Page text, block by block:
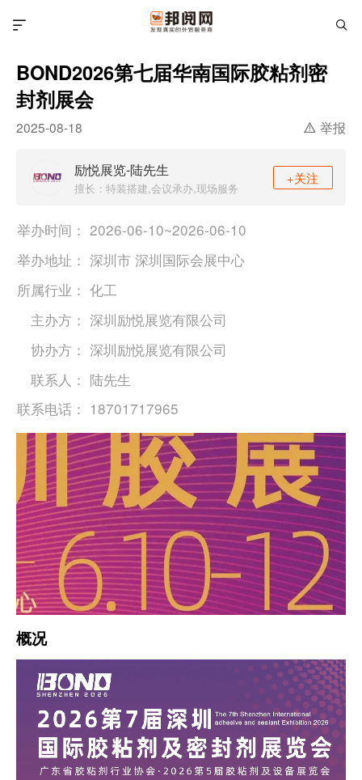
BOND2026第七届华南国际胶粘剂密
封剂展会
2025-08-18 举报
励悦展览-陆先生
擅长：特装搭建,会议承办,现场服务
+关注
举办时间： 2026-06-10~2026-06-10
举办地址： 深圳市 深圳国际会展中心
所属行业： 化工
主办方： 深圳励悦展览有限公司
协办方： 深圳励悦展览有限公司
联系人： 陆先生
联系电话： 18701717965
概况